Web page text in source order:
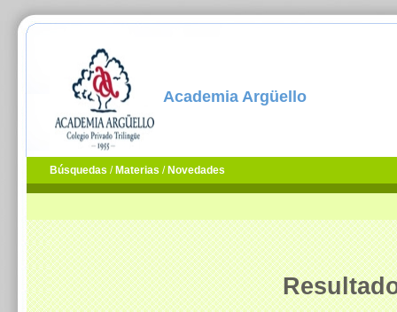
Academia Argüello
Búsquedas / Materias / Novedades